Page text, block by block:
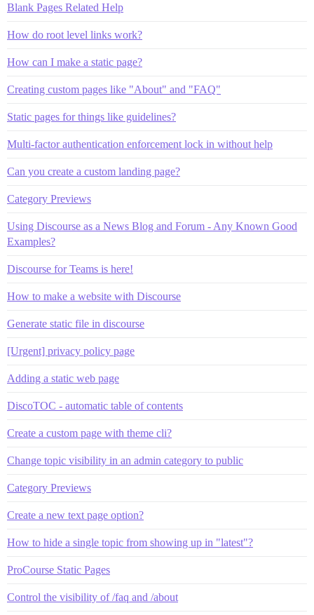
Blank Pages Related Help
How do root level links work?
How can I make a static page?
Creating custom pages like "About" and "FAQ"
Static pages for things like guidelines?
Multi-factor authentication enforcement lock in without help
Can you create a custom landing page?
Category Previews
Using Discourse as a News Blog and Forum - Any Known Good
Examples?
Discourse for Teams is here!
How to make a website with Discourse
Generate static file in discourse
[Urgent] privacy policy page
Adding a static web page
DiscoTOC - automatic table of contents
Create a custom page with theme cli?
Change topic visibility in an admin category to public
Category Previews
Create a new text page option?
How to hide a single topic from showing up in "latest"?
ProCourse Static Pages
Control the visibility of /faq and /about